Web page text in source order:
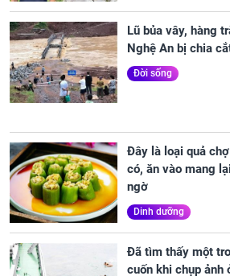
Lũ bủa vây, hàng
Nghệ An bị chia
Đời sống
Đây là loại quả
có, ăn vào mang
ngờ
Dinh dưỡng
Đã tìm thấy một
cuốn khi chụp ảnh